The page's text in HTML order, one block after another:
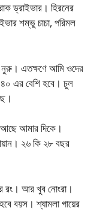
ড্রাইভার। হিরনের
শম্ভু চাচা, পরিমল
নুরু। এতক্ষণে আমি ওদের
এর বেশি হবে। চুল
আছে আমার দিকে।
২৬ কি ২৮ বছর
রং। আর খুব নোংরা।
বয়স। শ্যামলা গায়ের